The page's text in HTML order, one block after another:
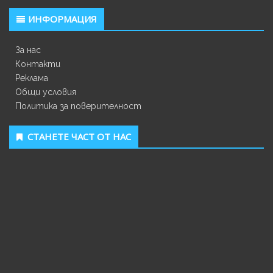
ИНФОРМАЦИЯ
За нас
Контакти
Реклама
Общи условия
Политика за поверителност
СТАНЕТЕ ЧАСТ ОТ НАС